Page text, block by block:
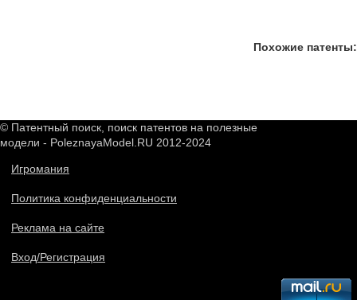
Похожие патенты:
© Патентный поиск, поиск патентов на полезные
модели - PoleznayaModel.RU 2012-2024
Игромания
Политика конфиденциальности
Реклама на сайте
Вход/Регистрация